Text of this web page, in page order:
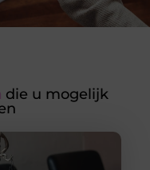
die u mogelijk